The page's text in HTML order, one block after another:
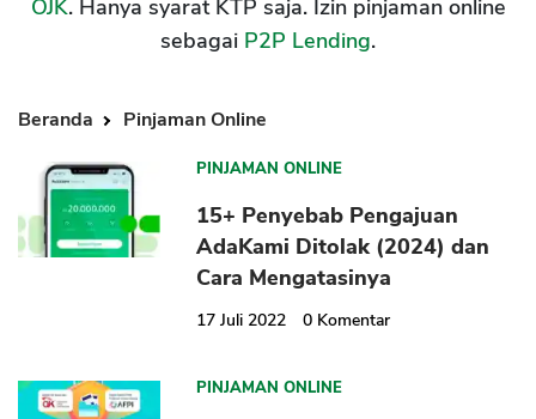
OJK. Hanya syarat KTP saja. Izin pinjaman online
sebagai P2P Lending.
Beranda Pinjaman Online
PINJAMAN ONLINE
15+ Penyebab Pengajuan
AdaKami Ditolak (2024) dan
Cara Mengatasinya
17 Juli 2022 0 Komentar
PINJAMAN ONLINE